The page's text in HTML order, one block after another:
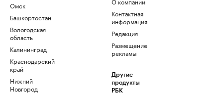
Омск
Башкортостан
Вологодская
область
Калининград
Краснодарский
край
Нижний
Новгород
Контактная
информация
Редакция
Размещение
рекламы
Другие
продукты
РБК